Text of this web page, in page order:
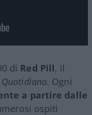
di Red Pill, il
. Ogni
a partire dalle
ospiti